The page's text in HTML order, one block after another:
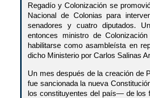
Regadío y Colonización se
Nacional de Colonias para
senadores y cuatro diputados.
entonces ministro de
habilitarse como asambleísta en
dicho Ministerio por Carlos Salinas
Un mes después de la creación de
fue sancionada la nueva
los constituyentes del país— de los